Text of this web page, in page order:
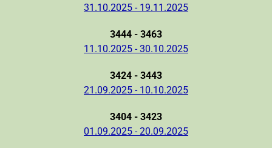
31.10.2025 - 19.11.2025
3444 - 3463
11.10.2025 - 30.10.2025
3424 - 3443
21.09.2025 - 10.10.2025
3404 - 3423
01.09.2025 - 20.09.2025